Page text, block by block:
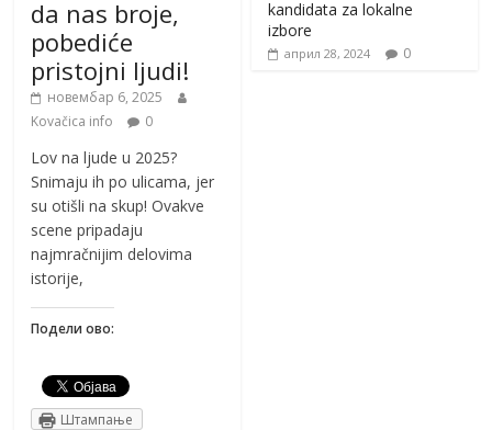
da nas broje,
pobediće
pristojni ljudi!
новембар 6, 2025
Kovačica info
0
Lov na ljude u 2025?
Snimaju ih po ulicama, jer
su otišli na skup! Ovakve
scene pripadaju
najmračnijim delovima
istorije,
Подели ово:
Штампање
kandidata za lokalne
izbore
април 28, 2024 0